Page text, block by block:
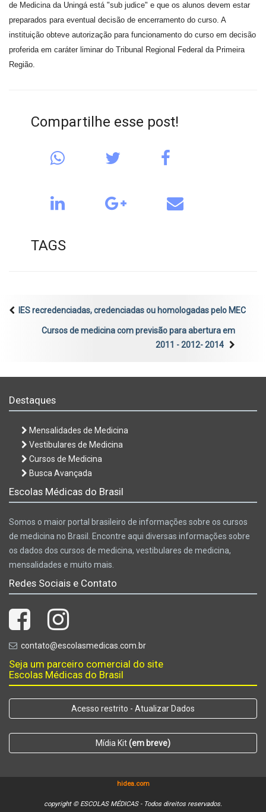
de Medicina da Uningá está "sub judice" e que os alunos devem estar
preparados para eventual decisão de encerramento do curso. A
instituição obteve autorização para funcionamento do curso em decisão
proferida em caráter liminar do Tribunal Regional Federal da Primeira
Região.
Compartilhe esse post!
TAGS
IES recredenciadas, credenciadas ou homologadas pelo MEC
Cursos de medicina com previsão para abertura em
2011 - 2012- 2014
Destaques
Mensalidades de Medicina
Vestibulares de Medicina
Cursos de Medicina
Busca Avançada
Escolas Médicas do Brasil
Somos o maior portal brasileiro de informações sobre os cursos
de medicina no Brasil. Encontre aqui diversas informações sobre
os dados dos cursos de medicina, vestibulares de medicina,
mensalidades e muito mais.
Redes Sociais e Contato
contato@escolasmedicas.com.br
Seja um parceiro comercial do site
Escolas Médicas do Brasil
Acesso restrito - Atualizar Dados
Mídia Kit(em breve)
hidea.com
copyright © ESCOLAS MÉDICAS - Todos direitos reservados.